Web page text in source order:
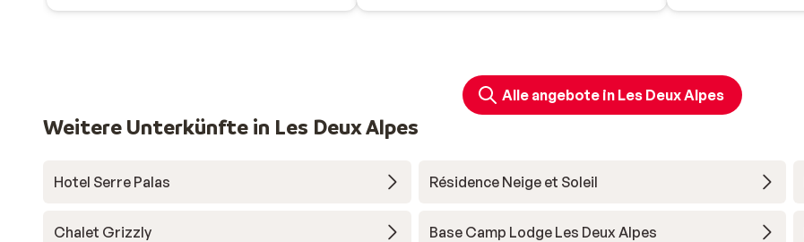
Alle angebote in Les Deux Alpes
Weitere Unterkünfte in Les Deux Alpes
Hotel Serre Palas Résidence Neige et Soleil
Chalet Grizzly Base Camp Lodge Les Deux Alpes